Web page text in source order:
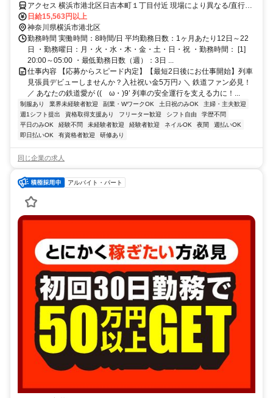
アクセス 横浜市港北区日吉本町１丁目付近 現場により異なる/直行直
帰/勤務地相談可 ■週3日～■電話面接
日給15,563円以上
神奈川県横浜市港北区
勤務時間 実働時間：8時間/日 平均勤務日数：1ヶ月あたり12日～22
日 ・勤務曜日：月・火・水・木・金・土・日・祝 ・勤務時間： [1]
20:00～05:00 ・最低勤務日数（週）：3日 ...
仕事内容 【応募からスピード内定】【最短2日後にお仕事開始】列車
見張員デビューしませんか？入社祝い金5万円♪ ＼ 鉄道ファン必見！
／ あなたの鉄道愛が ((ゝω・)9’ 列車の安全運行を支える力に！...
制服あり 業界未経験者歓迎 副業・WワークOK 土日祝のみOK
主婦・主夫歓迎
週1シフト提出
資格取得支援あり フリーター歓迎 シフト自由
学歴不問
平日のみOK
経験不問 未経験者歓迎 経験者歓迎 ネイルOK 夜間
週払いOK
即日払いOK
有資格者歓迎 研修あり
同じ企業の求人
アルバイト・パート